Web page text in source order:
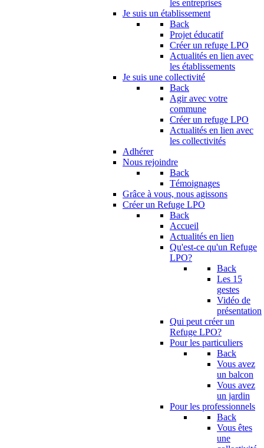
les entreprises
Je suis un établissement
Back
Projet éducatif
Créer un refuge LPO
Actualités en lien avec
les établissements
Je suis une collectivité
Back
Agir avec votre
commune
Créer un refuge LPO
Actualités en lien avec
les collectivités
Adhérer
Nous rejoindre
Back
Témoignages
Grâce à vous, nous agissons
Créer un Refuge LPO
Back
Accueil
Actualités en lien
Qu'est-ce qu'un Refuge
LPO?
Back
Les 15
gestes
Vidéo de
présentation
Qui peut créer un
Refuge LPO?
Pour les particuliers
Back
Vous avez
un balcon
Vous avez
un jardin
Pour les professionnels
Back
Vous êtes
une